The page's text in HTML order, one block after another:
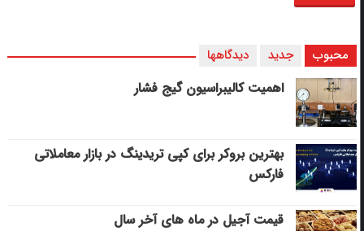
محبوب جدید دیدگاهها
اهمیت کالیبراسیون گیج فشار
بهترین بروکر برای کپی‌ تریدینگ در بازار معاملاتی
فارکس
قیمت آجیل در ماه های آخر سال